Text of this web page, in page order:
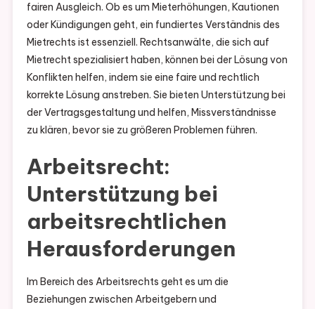
fairen Ausgleich. Ob es um Mieterhöhungen, Kautionen
oder Kündigungen geht, ein fundiertes Verständnis des
Mietrechts ist essenziell. Rechtsanwälte, die sich auf
Mietrecht spezialisiert haben, können bei der Lösung von
Konflikten helfen, indem sie eine faire und rechtlich
korrekte Lösung anstreben. Sie bieten Unterstützung bei
der Vertragsgestaltung und helfen, Missverständnisse
zu klären, bevor sie zu größeren Problemen führen.
Arbeitsrecht:
Unterstützung bei
arbeitsrechtlichen
Herausforderungen
Im Bereich des Arbeitsrechts geht es um die
Beziehungen zwischen Arbeitgebern und